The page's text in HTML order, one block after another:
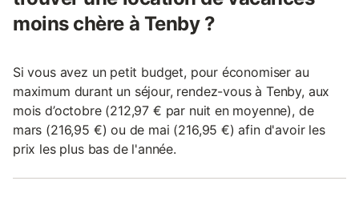
moins chère à Tenby ?
Si vous avez un petit budget, pour économiser au
maximum durant un séjour, rendez-vous à Tenby, aux
mois d’octobre (212,97 € par nuit en moyenne), de
mars (216,95 €) ou de mai (216,95 €) afin d'avoir les
prix les plus bas de l'année.